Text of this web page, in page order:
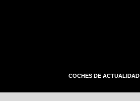
COCHES DE ACTUALIDAD